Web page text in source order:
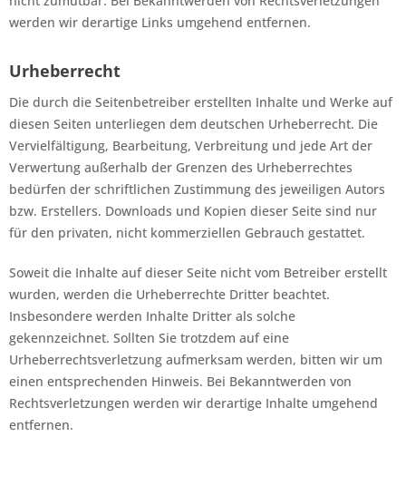
werden wir derartige Links umgehend entfernen.
Urheberrecht
Die durch die Seitenbetreiber erstellten Inhalte und Werke auf
diesen Seiten unterliegen dem deutschen Urheberrecht. Die
Vervielfältigung, Bearbeitung, Verbreitung und jede Art der
Verwertung außerhalb der Grenzen des Urheberrechtes
bedürfen der schriftlichen Zustimmung des jeweiligen Autors
bzw. Erstellers. Downloads und Kopien dieser Seite sind nur
für den privaten, nicht kommerziellen Gebrauch gestattet.
Soweit die Inhalte auf dieser Seite nicht vom Betreiber erstellt
wurden, werden die Urheberrechte Dritter beachtet.
Insbesondere werden Inhalte Dritter als solche
gekennzeichnet. Sollten Sie trotzdem auf eine
Urheberrechtsverletzung aufmerksam werden, bitten wir um
einen entsprechenden Hinweis. Bei Bekanntwerden von
Rechtsverletzungen werden wir derartige Inhalte umgehend
entfernen.